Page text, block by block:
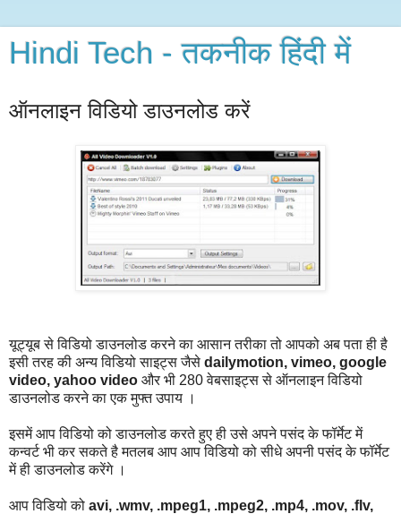
Hindi Tech - तकनीक हिंदी में
ऑनलाइन विडियो डाउनलोड करें
यूट्यूब से विडियो डाउनलोड करने का आसान तरीका तो आपको अब पता ही है
इसी तरह की अन्य विडियो साइट्स जैसे dailymotion, vimeo, google
video, yahoo video और भी 280 वेबसाइट्स से ऑनलाइन विडियो
डाउनलोड करने का एक मुफ्त उपाय ।
इसमें आप विडियो को डाउनलोड करते हुए ही उसे अपने पसंद के फॉर्मेट में
कन्वर्ट भी कर सकते है मतलब आप आप विडियो को सीधे अपनी पसंद के फॉर्मेट
में ही डाउनलोड करेंगे ।
आप विडियो को avi, .wmv, .mpeg1, .mpeg2, .mp4, .mov, .flv,